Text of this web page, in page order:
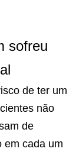
sofreu
de ter um
não
de
em cada um